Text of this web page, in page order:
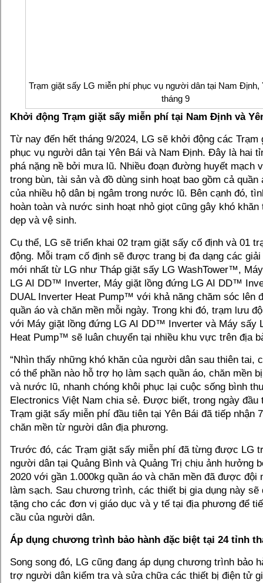
Trạm giặt sấy LG miễn phí phục vụ người dân tại Nam Định,
tháng 9
Khởi động Trạm giặt sấy miễn phí tại Nam Định và
Từ nay đến hết tháng 9/2024, LG sẽ khởi động các Trạm
phục vụ người dân tại Yên Bái và Nam Định. Đây là hai
phá nặng nề bởi mưa lũ. Nhiều đoạn đường huyết mạch
trong bùn, tài sản và đồ dùng sinh hoạt bao gồm cả quần
của nhiều hộ dân bị ngâm trong nước lũ. Bên cạnh đó,
hoàn toàn và nước sinh hoạt nhỏ giọt cũng gây khó khăn
dẹp và vệ sinh.
Cụ thể, LG sẽ triển khai 02 trạm giặt sấy cố định và 01
động. Mỗi trạm cố định sẽ được trang bị đa dạng các
mới nhất từ LG như Tháp giặt sấy LG WashTower™,
LG AI DD™ Inverter, Máy giặt lồng đứng LG AI DD™
DUAL Inverter Heat Pump™ với khả năng chăm sóc lên
quần áo và chăn mền mỗi ngày. Trong khi đó, trạm lưu
với Máy giặt lồng đứng LG AI DD™ Inverter và Máy sấy
Heat Pump™ sẽ luân chuyển tại nhiều khu vực trên địa
“Nhìn thấy những khó khăn của người dân sau thiên tai,
có thể phần nào hỗ trợ họ làm sạch quần áo, chăn mền
và nước lũ, nhanh chóng khôi phục lại cuộc sống bình
Electronics Việt Nam chia sẻ. Được biết, trong ngày đầu
Trạm giặt sấy miễn phí đầu tiên tại Yên Bái đã tiếp nhận
chăn mền từ người dân địa phương.
Trước đó, các Trạm giặt sấy miễn phí đã từng được LG
người dân tại Quảng Bình và Quảng Trị chịu ảnh hưởng
2020 với gần 1.000kg quần áo và chăn mền đã được đội
làm sạch. Sau chương trình, các thiết bị gia dụng này
tặng cho các đơn vị giáo dục và y tế tại địa phương để
cầu của người dân.
Áp dụng chương trình bảo hành đặc biệt tại 24 tỉnh
Song song đó, LG cũng đang áp dụng chương trình bảo
trợ người dân kiểm tra và sửa chữa các thiết bị điện tử